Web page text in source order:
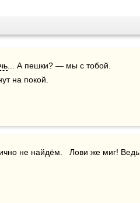
... А пешки? — мы с тобой.
на покой.
не найдём.   Лови же миг! Ведь